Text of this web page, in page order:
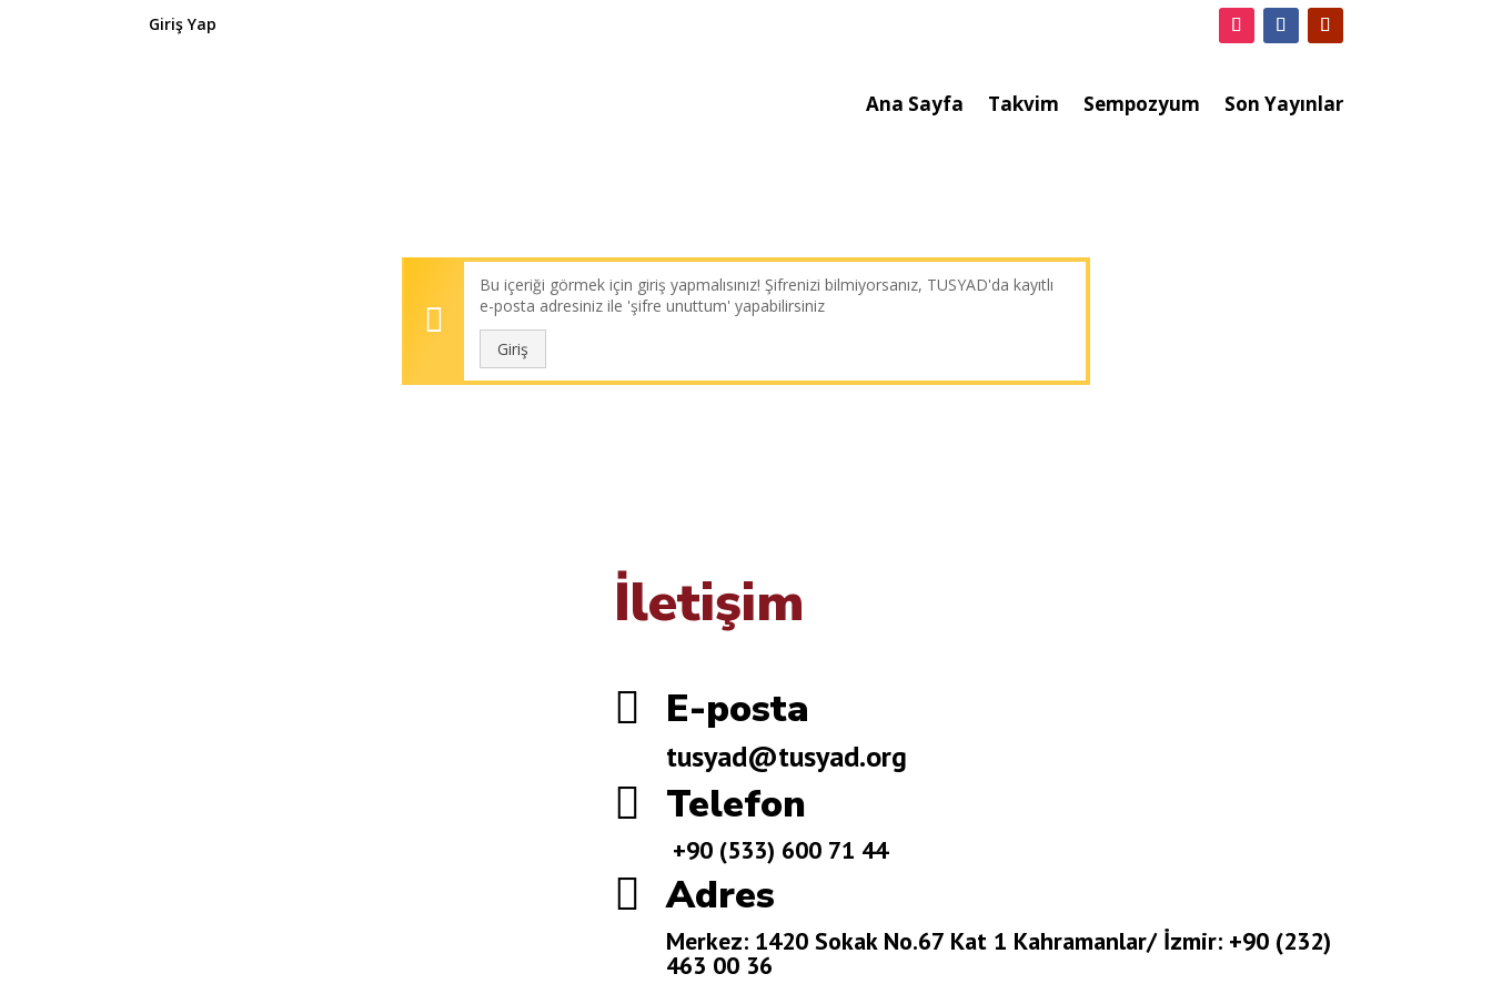
Giriş Yap
Ana Sayfa Takvim Sempozyum Son Yayınlar
Bu içeriği görmek için giriş yapmalısınız! Şifrenizi bilmiyorsanız, TUSYAD'da kayıtlı
e-posta adresiniz ile 'şifre unuttum' yapabilirsiniz
Giriş
İletişim
 E-posta
tusyad@tusyad.org
 Telefon
+90 (533) 600 71 44
 Adres
Merkez: 1420 Sokak No.67 Kat 1 Kahramanlar/ İzmir: +90 (232)
463 00 36